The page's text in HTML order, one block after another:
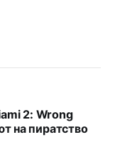
2: Wrong
на пиратство